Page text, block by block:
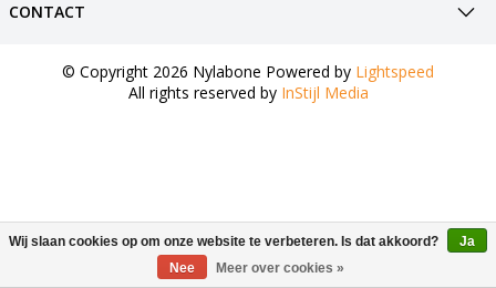
CONTACT
© Copyright 2026 Nylabone Powered by Lightspeed
All rights reserved by InStijl Media
Wij slaan cookies op om onze website te verbeteren. Is dat akkoord?
Ja
Nee
Meer over cookies »